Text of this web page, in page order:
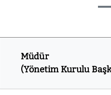
Müdür
(Yönetim Kurulu